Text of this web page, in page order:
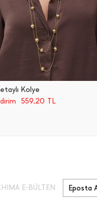
Kolye
559,20 TL
E-BÜLTEN